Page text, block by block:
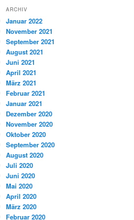
ARCHIV
Januar 2022
November 2021
September 2021
August 2021
Juni 2021
April 2021
März 2021
Februar 2021
Januar 2021
Dezember 2020
November 2020
Oktober 2020
September 2020
August 2020
Juli 2020
Juni 2020
Mai 2020
April 2020
März 2020
Februar 2020